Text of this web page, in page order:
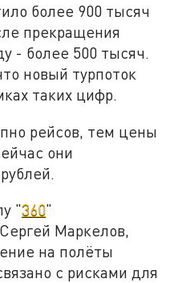
более 900 тысяч
прекращения
- более 500 тысяч.
новый турпоток
таких цифр.
рейсов, тем цены
они
"360"
Маркелов,
на полёты
с рисками для